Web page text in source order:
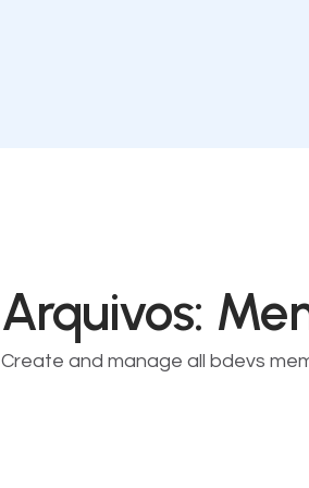
Arquivos:
Create and manage all bdevs